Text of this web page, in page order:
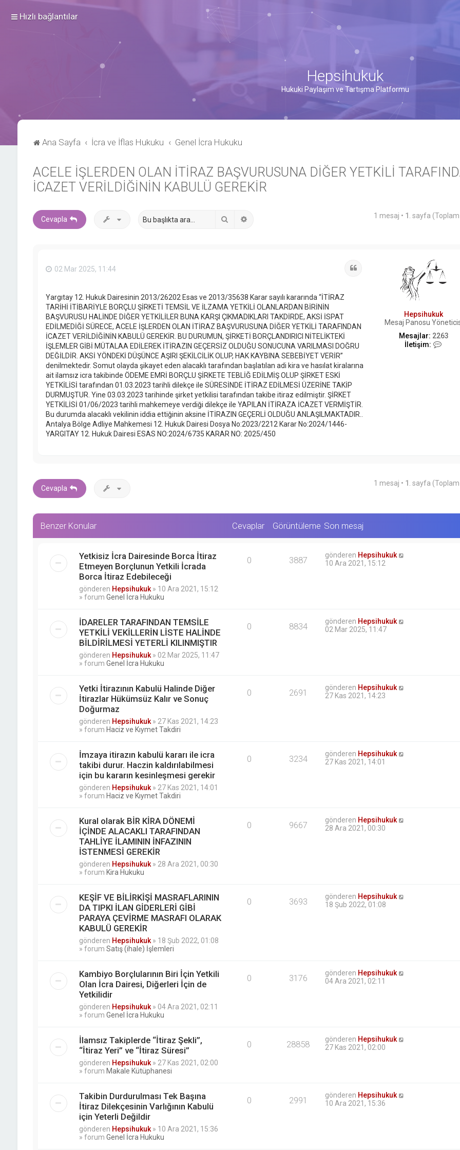
Hızlı bağlantılar
Hepsihukuk
Hukuki Paylaşım ve Tartışma Platformu
Ana Sayfa İcra ve İflas Hukuku Genel İcra Hukuku
ACELE İŞLERDEN OLAN İTİRAZ BAŞVURUSUNA DİĞER YETKİLİ
İCAZET VERİLDİĞİNİN KABULÜ GEREKİR
Cevapla 1 mesaj • 1 . sayfa (Toplam
Hepsihukuk
Mesaj Panosu
Mesajlar: 2263
İletişim:
k
02 Mar 2025, 11:44
Yargıtay 12. Hukuk Dairesinin 2013/26202 Esas ve 2013/35638 Karar sayılı kararında “İTİRAZ
TARİHİ İTİBARİYLE BORÇLU ŞİRKETİ TEMSİL VE İLZAMA YETKİLİ OLANLARDAN BİRİNİN
BAŞVURUSU HALİNDE DİĞER YETKİLİLER BUNA KARŞI ÇIKMADIKLARI TAKDİRDE, AKSİ İSPAT
EDİLMEDİĞİ SÜRECE, ACELE İŞLERDEN OLAN İTİRAZ BAŞVURUSUNA DİĞER YETKİLİ TARAFINDAN
İCAZET VERİLDİĞİNİN KABULÜ GEREKİR. BU DURUMUN, ŞİRKETİ BORÇLANDIRICI NİTELİKTEKİ
İŞLEMLER GİBİ MÜTALAA EDİLEREK İTİRAZIN GEÇERSİZ OLDUĞU SONUCUNA VARILMASI DOĞRU
DEĞİLDİR. AKSİ YÖNDEKİ DÜŞÜNCE AŞIRI ŞEKİLCİLİK OLUP, HAK KAYBINA SEBEBİYET VERİR”
denilmektedir. Somut olayda şikayet eden alacaklı tarafından başlatılan adi kira ve hasılat kiralarına
ait ilamsız icra takibinde ÖDEME EMRİ BORÇLU ŞİRKETE TEBLİĞ EDİLMİŞ OLUP ŞİRKET ESKİ
YETKİLİSİ tarafından 01.03.2023 tarihli dilekçe ile SÜRESİNDE İTİRAZ EDİLMESİ ÜZERİNE TAKİP
DURMUŞTUR. Yine 03.03.2023 tarihinde şirket yetkilisi tarafından takibe itiraz edilmiştir. ŞİRKET
YETKİLİSİ 01/06/2023 tarihli mahkemeye verdiği dilekçe ile YAPILAN İTİRAZA İCAZET VERMİŞTİR.
Bu durumda alacaklı vekilinin iddia ettiğinin aksine İTİRAZIN GEÇERLİ OLDUĞU ANLAŞILMAKTADIR..
Antalya Bölge Adliye Mahkemesi 12. Hukuk Dairesi Dosya No:2023/2212 Karar No:2024/1446-
YARGITAY 12. Hukuk Dairesi ESAS NO:2024/6735 KARAR NO: 2025/450
Cevapla
1 mesaj • 1 . sayfa (Toplam
Benzer Konular Cevaplar Görüntüleme Son mesaj
Yetkisiz İcra Dairesinde Borca İtiraz
Etmeyen Borçlunun Yetkili İcrada
Borca İtiraz Edebileceği
gönderen Hepsihukuk» 10 Ara 2021, 15:12
» forum Genel İcra Hukuku
0 3887 gönderen Hepsihukuk
10 Ara 2021, 15:12
İDARELER TARAFINDAN TEMSİLE
YETKİLİ VEKİLLERİN LİSTE HALİNDE
BİLDİRİLMESİ YETERLİ KILINMIŞTIR
gönderen Hepsihukuk» 02 Mar 2025, 11:47
» forum Genel İcra Hukuku
0 8834 gönderen Hepsihukuk
02 Mar 2025, 11:47
Yetki İtirazının Kabulü Halinde Diğer
İtirazlar Hükümsüz Kalır ve Sonuç
Doğurmaz
gönderen Hepsihukuk» 27 Kas 2021, 14:23
» forum Haciz ve Kıymet Takdiri
0 2691 gönderen Hepsihukuk
27 Kas 2021, 14:23
İmzaya itirazın kabulü kararı ile icra
takibi durur. Haczin kaldırılabilmesi
için bu kararın kesinleşmesi gerekir
gönderen Hepsihukuk» 27 Kas 2021, 14:01
» forum Haciz ve Kıymet Takdiri
0 3234 gönderen Hepsihukuk
27 Kas 2021, 14:01
Kural olarak BİR KİRA DÖNEMİ
İÇİNDE ALACAKLI TARAFINDAN
TAHLİYE İLAMININ İNFAZININ
İSTENMESİ GEREKİR
gönderen Hepsihukuk» 28 Ara 2021, 00:30
» forum Kira Hukuku
0 9667 gönderen Hepsihukuk
28 Ara 2021, 00:30
KEŞİF VE BİLİRKİŞİ MASRAFLARININ
DA TIPKI İLAN GİDERLERİ GİBİ
PARAYA ÇEVİRME MASRAFI OLARAK
KABULÜ GEREKİR
gönderen Hepsihukuk» 18 Şub 2022, 01:08
» forum Satış (ihale) İşlemleri
0 3693 gönderen Hepsihukuk
18 Şub 2022, 01:08
Kambiyo Borçlularının Biri İçin Yetkili
Olan İcra Dairesi, Diğerleri İçin de
Yetkilidir
gönderen Hepsihukuk» 04 Ara 2021, 02:11
» forum Genel İcra Hukuku
0 3176 gönderen Hepsihukuk
04 Ara 2021, 02:11
İlamsız Takiplerde “İtiraz Şekli”,
“İtiraz Yeri” ve “İtiraz Süresi”
gönderen Hepsihukuk» 27 Kas 2021, 02:00
» forum Makale Kütüphanesi
0 28858 gönderen Hepsihukuk
27 Kas 2021, 02:00
Takibin Durdurulması Tek Başına
İtiraz Dilekçesinin Varlığının Kabulü
için Yeterli Değildir
gönderen Hepsihukuk» 10 Ara 2021, 15:36
» forum Genel İcra Hukuku
0 2991 gönderen Hepsihukuk
10 Ara 2021, 15:36